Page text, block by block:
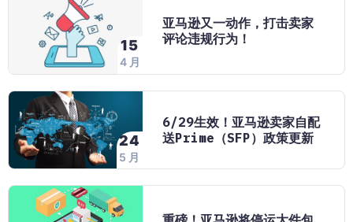
15
4 月
亚马逊又一动作，打击卖家
评论违规行为！
24
5 月
6/29生效！亚马逊卖家自配
送Prime（SFP）政策更新